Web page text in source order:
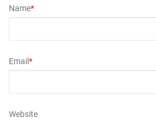
Name*
Email*
Website